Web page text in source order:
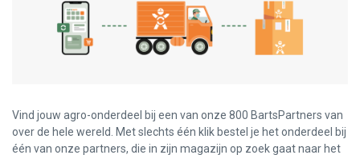
Vind jouw agro-onderdeel bij een van onze 800 BartsPartners van
over de hele wereld. Met slechts één klik bestel je het onderdeel bij
één van onze partners, die in zijn magazijn op zoek gaat naar het